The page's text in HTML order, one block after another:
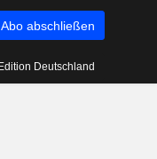
Abo abschließen
Edition Deutschland